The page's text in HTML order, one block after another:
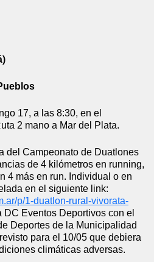
17, a las 8:30, en el
2 mano a Mar del Plata.
del Campeonato de Duatlones
de 4 kilómetros en running,
4 más en run. Individual o en
p/1-duatlon-rural-vivorata-
DC Eventos Deportivos con el
Deportes de la Municipalidad
para el 10/05 que debiera
climáticas adversas.